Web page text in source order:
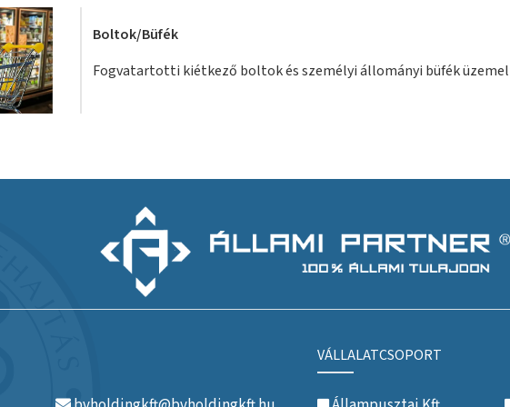
Boltok/Büfék
Fogvatartotti kiétkező boltok és személyi állományi büfék
VÁLLALATCSOPORT